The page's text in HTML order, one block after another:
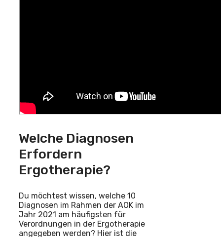
Welche Diagnosen
Erfordern
Ergotherapie?
Du möchtest wissen, welche 10
Diagnosen im Rahmen der AOK im
Jahr 2021 am häufigsten für
Verordnungen in der Ergotherapie
angegeben werden? Hier ist die